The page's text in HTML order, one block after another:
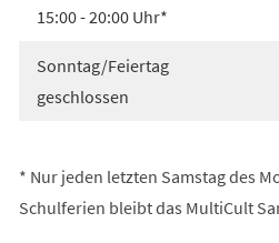
15:00 - 20:00 Uhr*
Sonntag/Feiertag
geschlossen
* Nur jeden letzten Samstag des
Schulferien bleibt das MultiCult